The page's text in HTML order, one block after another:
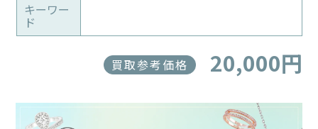
キーワー
ド
買取参考価格 20,000円